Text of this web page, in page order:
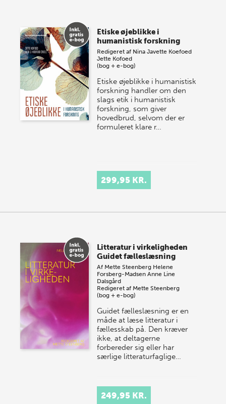
Etiske øjeblikke i
humanistisk forskning
Redigeret af Nina Javette Koefoed
Jette Kofoed
(bog + e-bog)
Etiske øjeblikke i humanistisk
forskning handler om den
slags etik i humanistisk
forskning, som giver
hovedbrud, selvom der er
formuleret klare r…
299,95 KR.
Litteratur i virkeligheden
Guidet fælleslæsning
Af Mette Steenberg Helene
Forsberg-Madsen Anne Line
Dalsgård
Redigeret af Mette Steenberg
(bog + e-bog)
Guidet fælleslæsning er en
måde at læse litteratur i
fællesskab på. Den kræver
ikke, at deltagerne
forbereder sig eller har
særlige litteraturfaglige…
249,95 KR.